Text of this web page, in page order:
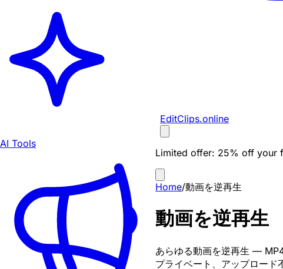
AI Tools
EditClips.online
Limited offer: 25% off your
Home/動画を逆再生
動画を逆再生
あらゆる動画を逆再生 —
プライベート、アップロード